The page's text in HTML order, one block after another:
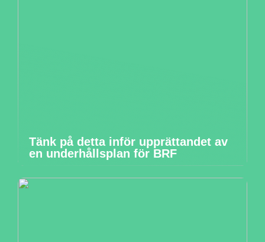
Tänk på detta inför upprättandet av
en underhållsplan för BRF